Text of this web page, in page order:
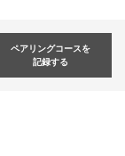
ペアリングコースを
記録する